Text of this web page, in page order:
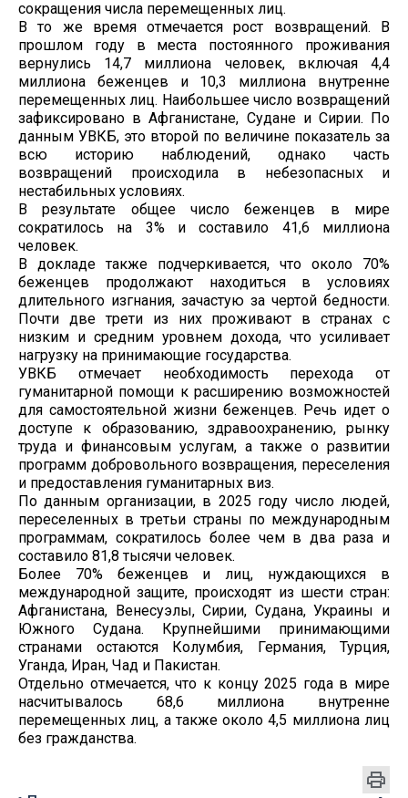
сокращения числа перемещенных лиц.
В то же время отмечается рост возвращений. В
прошлом году в места постоянного проживания
вернулись 14,7 миллиона человек, включая 4,4
миллиона беженцев и 10,3 миллиона внутренне
перемещенных лиц. Наибольшее число возвращений
зафиксировано в Афганистане, Судане и Сирии. По
данным УВКБ, это второй по величине показатель за
всю историю наблюдений, однако часть
возвращений происходила в небезопасных и
нестабильных условиях.
В результате общее число беженцев в мире
сократилось на 3% и составило 41,6 миллиона
человек.
В докладе также подчеркивается, что около 70%
беженцев продолжают находиться в условиях
длительного изгнания, зачастую за чертой бедности.
Почти две трети из них проживают в странах с
низким и средним уровнем дохода, что усиливает
нагрузку на принимающие государства.
УВКБ отмечает необходимость перехода от
гуманитарной помощи к расширению возможностей
для самостоятельной жизни беженцев. Речь идет о
доступе к образованию, здравоохранению, рынку
труда и финансовым услугам, а также о развитии
программ добровольного возвращения, переселения
и предоставления гуманитарных виз.
По данным организации, в 2025 году число людей,
переселенных в третьи страны по международным
программам, сократилось более чем в два раза и
составило 81,8 тысячи человек.
Более 70% беженцев и лиц, нуждающихся в
международной защите, происходят из шести стран:
Афганистана, Венесуэлы, Сирии, Судана, Украины и
Южного Судана. Крупнейшими принимающими
странами остаются Колумбия, Германия, Турция,
Уганда, Иран, Чад и Пакистан.
Отдельно отмечается, что к концу 2025 года в мире
насчитывалось 68,6 миллиона внутренне
перемещенных лиц, а также около 4,5 миллиона лиц
без гражданства.